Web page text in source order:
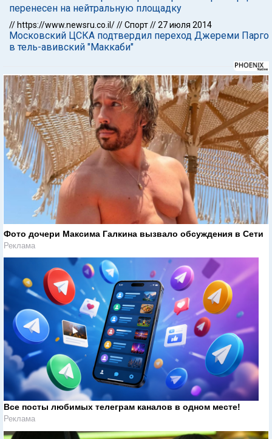
перенесен на нейтральную площадку
// https://www.newsru.co.il///Спорт//27 июля 2014
Московский ЦСКА подтвердил переход Джереми Парго
в тель-авивский "Маккаби"
Фото дочери Максима Галкина вызвало обсуждения в Сети
Реклама
Все посты любимых телеграм каналов в одном месте!
Реклама